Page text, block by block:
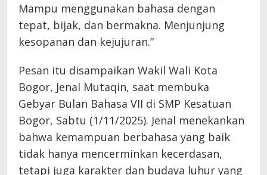
Mampu menggunakan bahasa dengan
tepat, bijak, dan bermakna. Menjunjung
kesopanan dan kejujuran.”
Pesan itu disampaikan Wakil Wali Kota
Bogor, Jenal Mutaqin, saat membuka
Gebyar Bulan Bahasa VII di SMP Kesatuan
Bogor, Sabtu (1/11/2025). Jenal menekankan
bahwa kemampuan berbahasa yang baik
tidak hanya mencerminkan kecerdasan,
tetapi juga karakter dan budaya luhur yang